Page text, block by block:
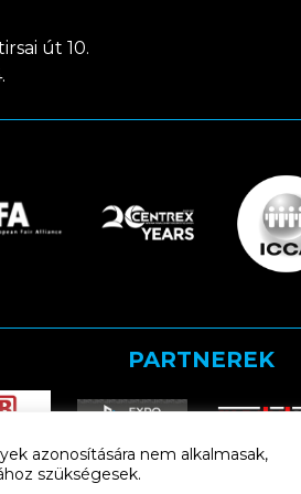
azonosítására nem alkalmasak,
szükségesek.
út 10.
PARTNEREK
Adatkezelési tájékoztató